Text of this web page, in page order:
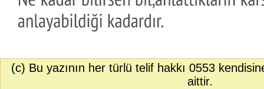
(c) Bu yazının her türlü telif hakkı 0553
aittir.